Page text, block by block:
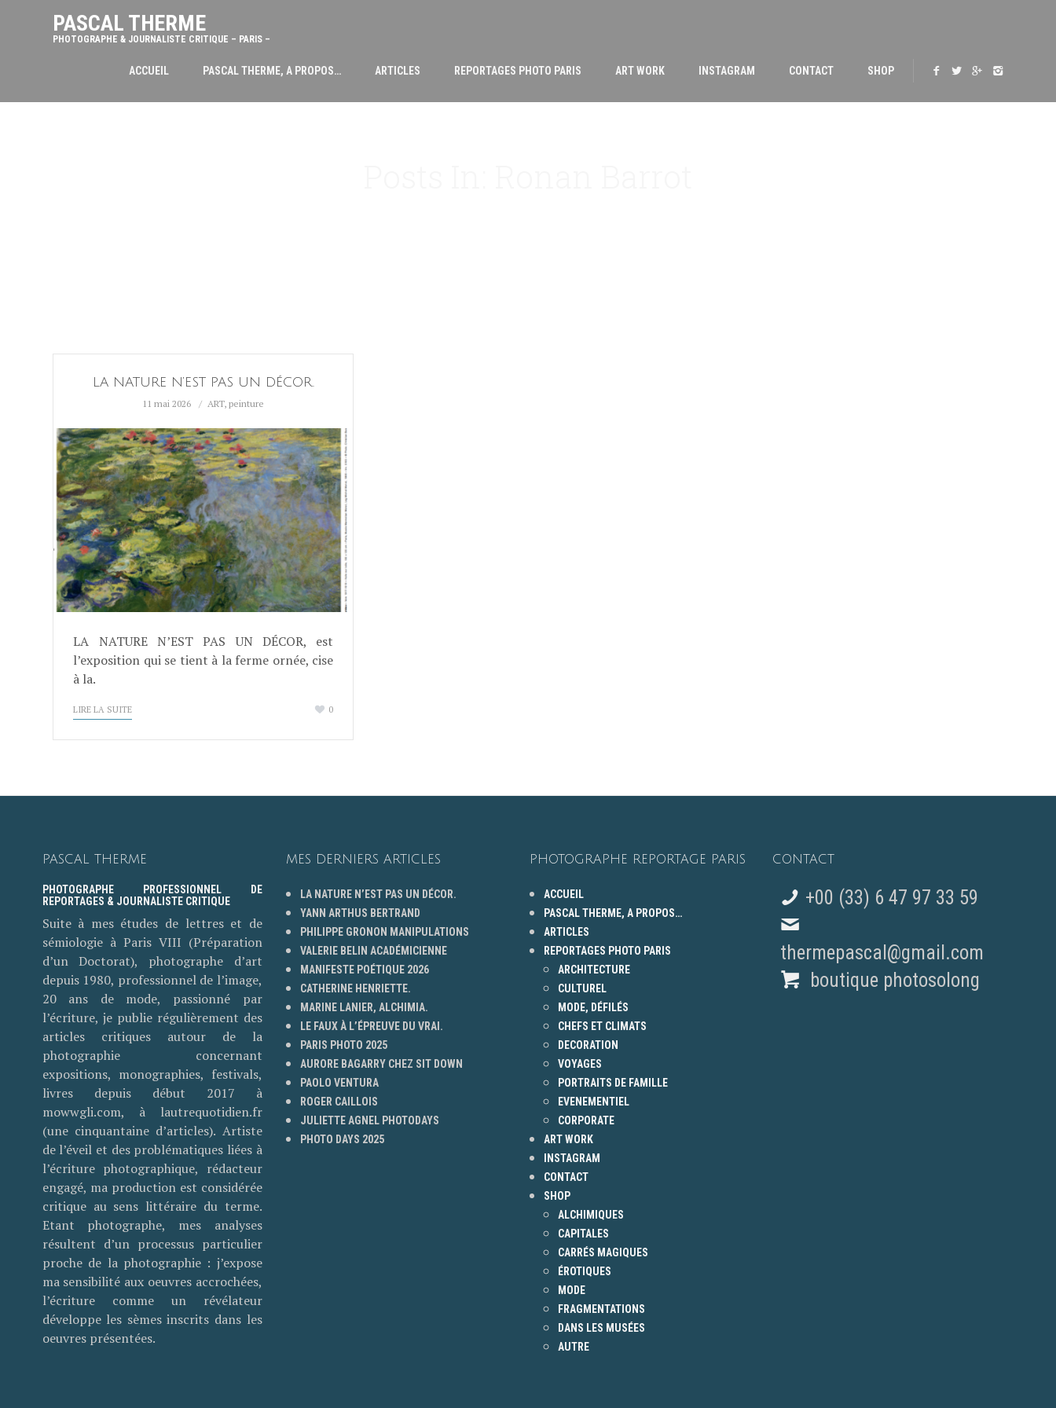
PASCAL THERME
PHOTOGRAPHE & JOURNALISTE CRITIQUE – PARIS –
ACCUEIL PASCAL THERME, A PROPOS… ARTICLES REPORTAGES PHOTO PARIS ART WORK INSTAGRAM CONTACT SHOP
LA NATURE N’EST PAS UN DÉCOR.
11 mai 2026 ART,peinture
LA NATURE N’EST PAS UN DÉCOR, est
l’exposition qui se tient à la ferme ornée, cise
à la.
LIRE LA SUITE 0
PASCAL THERME
PHOTOGRAPHE PROFESSIONNEL DE
REPORTAGES & JOURNALISTE CRITIQUE
Suite à mes études de lettres et de
sémiologie à Paris VIII (Préparation
d’un Doctorat), photographe d’art
depuis 1980, professionnel de l’image,
20 ans de mode, passionné par
l’écriture, je publie régulièrement des
articles critiques autour de la
photographie concernant
expositions, monographies, festivals,
livres depuis début 2017 à
mowwgli.com, à lautrequotidien.fr
(une cinquantaine d’articles). Artiste
de l’éveil et des problématiques liées à
l’écriture photographique, rédacteur
engagé, ma production est considérée
critique au sens littéraire du terme.
Etant photographe, mes analyses
résultent d’un processus particulier
proche de la photographie : j’expose
ma sensibilité aux oeuvres accrochées,
l’écriture comme un révélateur
développe les sèmes inscrits dans les
oeuvres présentées.
MES DERNIERS ARTICLES
LA NATURE N’EST PAS UN DÉCOR.
YANN ARTHUS BERTRAND
PHILIPPE GRONON MANIPULATIONS
VALERIE BELIN ACADÉMICIENNE
MANIFESTE POÉTIQUE 2026
CATHERINE HENRIETTE.
MARINE LANIER, ALCHIMIA.
LE FAUX À L’ÉPREUVE DU VRAI.
PARIS PHOTO 2025
AURORE BAGARRY CHEZ SIT DOWN
PAOLO VENTURA
ROGER CAILLOIS
JULIETTE AGNEL PHOTODAYS
PHOTO DAYS 2025
PHOTOGRAPHE REPORTAGE PARIS
ACCUEIL
PASCAL THERME, A PROPOS…
ARTICLES
REPORTAGES PHOTO PARIS
ARCHITECTURE
CULTUREL
MODE, DÉFILÉS
CHEFS ET CLIMATS
DECORATION
VOYAGES
PORTRAITS DE FAMILLE
EVENEMENTIEL
CORPORATE
ART WORK
INSTAGRAM
CONTACT
SHOP
ALCHIMIQUES
CAPITALES
CARRÉS MAGIQUES
ÉROTIQUES
MODE
FRAGMENTATIONS
DANS LES MUSÉES
AUTRE
CONTACT
+00 (33) 6 47 97 33 59
thermepascal@gmail.com
boutique photosolong